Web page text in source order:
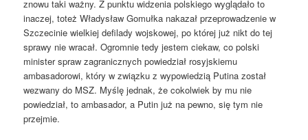
znowu taki ważny. Z punktu widzenia polskiego wyglądało to
inaczej, toteż Władysław Gomułka nakazał przeprowadzenie w
Szczecinie wielkiej defilady wojskowej, po której już nikt do tej
sprawy nie wracał. Ogromnie tedy jestem ciekaw, co polski
minister spraw zagranicznych powiedział rosyjskiemu
ambasadorowi, który w związku z wypowiedzią Putina został
wezwany do MSZ. Myślę jednak, że cokolwiek by mu nie
powiedział, to ambasador, a Putin już na pewno, się tym nie
przejmie.